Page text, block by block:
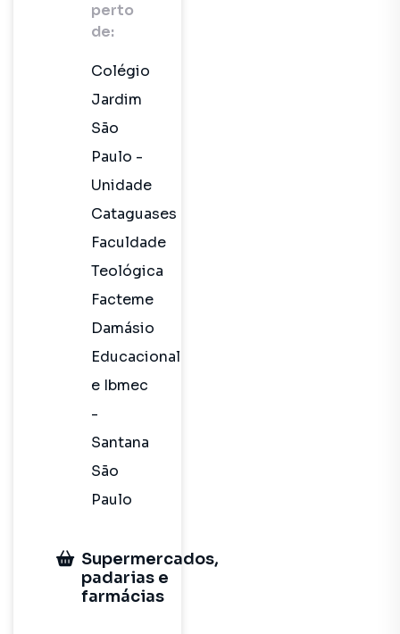
perto
de:
Colégio
Jardim
São
Paulo -
Unidade
Cataguases
Faculdade
Teológica
Facteme
Damásio
Educacional
e Ibmec
-
Santana
São
Paulo
Supermercados,
padarias e
farmácias